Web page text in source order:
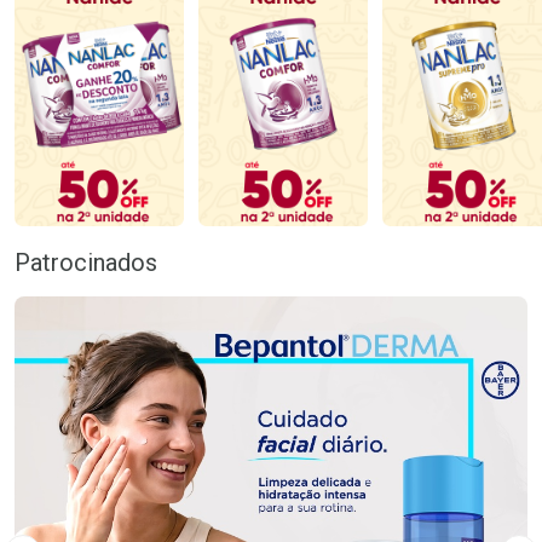
Patrocinados